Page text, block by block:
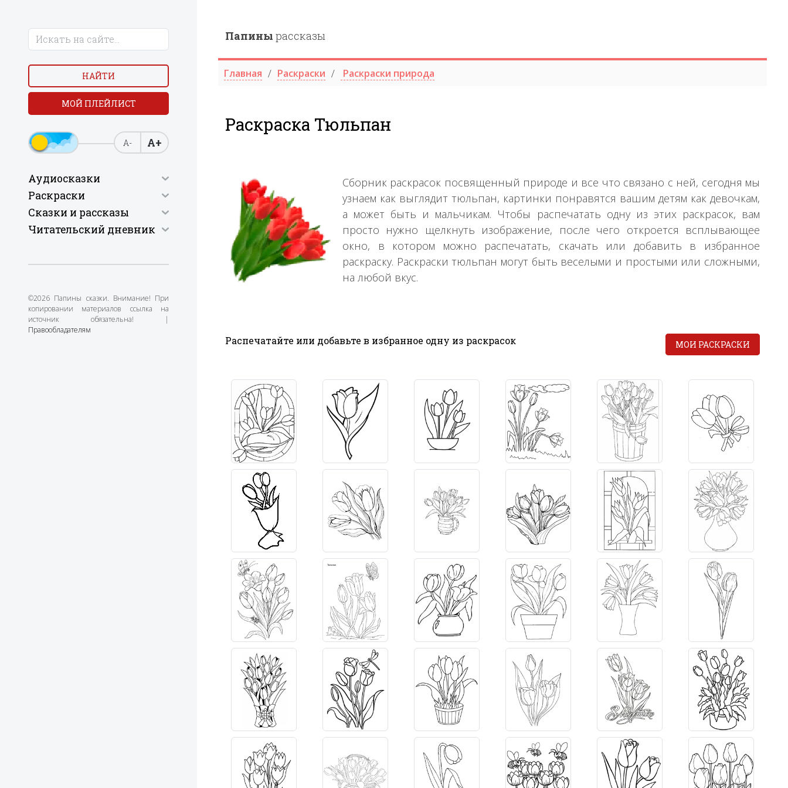
НАЙТИ
МОЙ ПЛЕЙЛИСТ
А- А+
Аудиосказки
Раскраски
Сказки и рассказы
Читательский дневник
©2026 Папины сказки. Внимание! При
копировании материалов ссылка на
источник обязательна! |
Правообладателям
Папины рассказы
Главная Раскраски Раскраски природа
Раскраска Тюльпан
Сборник раскрасок посвященный природе и все что связано с ней, сегодня мы
узнаем как выглядит тюльпан, картинки понравятся вашим детям как девочкам,
а может быть и мальчикам. Чтобы распечатать одну из этих раскрасок, вам
просто нужно щелкнуть изображение, после чего откроется всплывающее
окно, в котором можно распечатать, скачать или добавить в избранное
раскраску. Раскраски тюльпан могут быть веселыми и простыми или сложными,
на любой вкус.
Распечатайте или добавьте в избранное одну из раскрасок МОИ РАСКРАСКИ